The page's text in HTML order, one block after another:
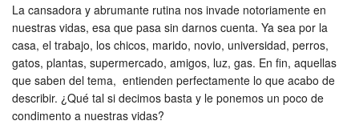
La cansadora y abrumante rutina nos invade notoriamente en
nuestras vidas, esa que pasa sin darnos cuenta. Ya sea por la
casa, el trabajo, los chicos, marido, novio, universidad, perros,
gatos, plantas, supermercado, amigos, luz, gas. En fin, aquellas
que saben del tema, entienden perfectamente lo que acabo de
describir. ¿Qué tal si decimos basta y le ponemos un poco de
condimento a nuestras vidas?